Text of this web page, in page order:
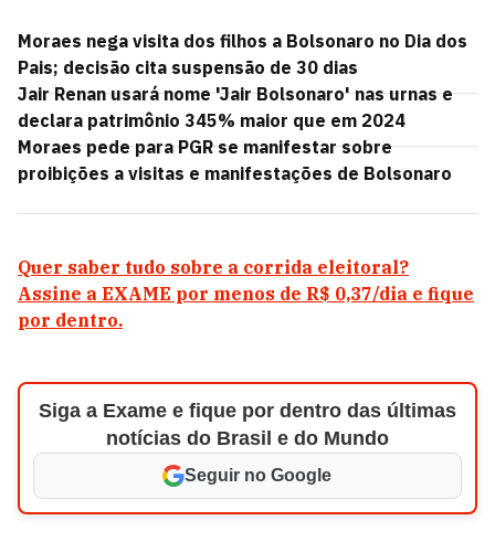
Moraes nega visita dos filhos a Bolsonaro no Dia dos
Pais; decisão cita suspensão de 30 dias
Jair Renan usará nome 'Jair Bolsonaro' nas urnas e
declara patrimônio 345% maior que em 2024
Moraes pede para PGR se manifestar sobre
proibições a visitas e manifestações de Bolsonaro
Quer saber tudo sobre a corrida eleitoral?
Assine a EXAME por menos de R$ 0,37/dia e fique
por dentro.
Siga a Exame e fique por dentro das últimas
notícias do Brasil e do Mundo
Seguir no Google